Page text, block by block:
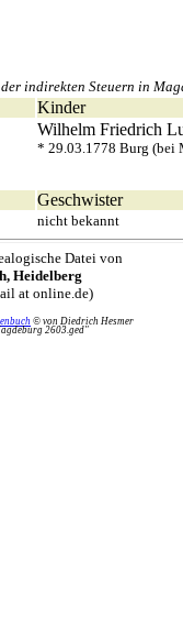
indirekten Steuern in
Kinder
Wilhelm Friedrich
* 29.03.1778 Burg (bei
Geschwister
nicht bekannt
Datei von
Heidelberg
at online.de)
© von Diedrich Hesmer
2603.ged"